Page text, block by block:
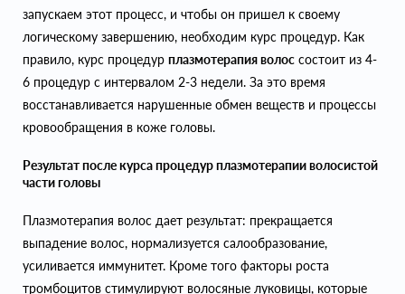
запускаем этот процесс, и чтобы он пришел к своему
логическому завершению, необходим курс процедур. Как
правило, курс процедур плазмотерапия волос состоит из 4-
6 процедур с интервалом 2-3 недели. За это время
восстанавливается нарушенные обмен веществ и процессы
кровообращения в коже головы.
Результат после курса процедур плазмотерапии волосистой
части головы
Плазмотерапия волос дает результат: прекращается
выпадение волос, нормализуется салообразование,
усиливается иммунитет. Кроме того факторы роста
тромбоцитов стимулируют волосяные луковицы, которые